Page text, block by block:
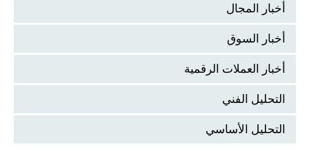
أخبار المجال
أخبار السوق
أخبار العملات الرقمية
التحليل الفني
التحليل الأساسي